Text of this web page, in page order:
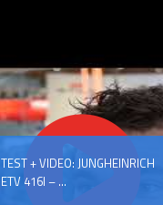
TEST + VIDEO: JUNGHEINRICH
ETV 416I – ...